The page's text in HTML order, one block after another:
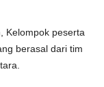
Kelompok peserta
berasal dari tim